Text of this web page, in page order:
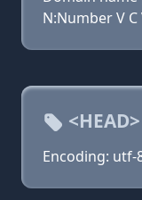
N:Number V C
Encoding: utf-